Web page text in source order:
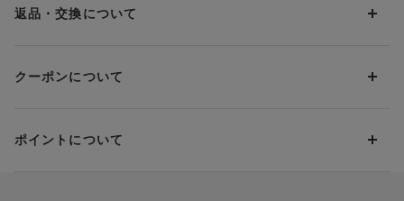
PayPay
楽天ペイ
※商品や条件により、一部ご利用いただけないお支払方法がござ
（税込）（全国一律）をご負担いただきます。
す。
返品・交換について
ブラジャー・靴・スポーツタイツ(CW-X)・一部マタニティ商品
い」をご利用ください。ただし、セール商品は返送料無料の対
象外です。
クーポンについて
クーポン利用方法について
クーポン利用欄の『クーポンを利用する』にチェックし、取得
ポイントについて